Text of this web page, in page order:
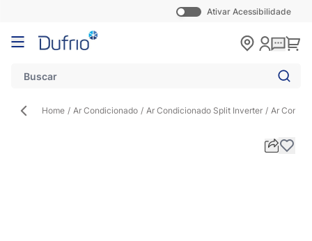
Ativar Acessibilidade
Pular para o conteúdo
Home / Ar Condicionado / Ar Condicionado Split Inverter / Ar